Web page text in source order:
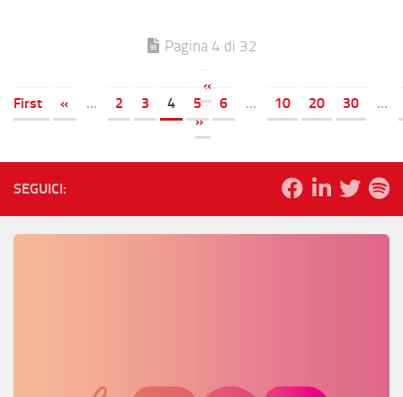
Pagina 4 di 32
«
First
« ... 2 3 4 5 6 ... 10 20 30
...
»
SEGUICI: